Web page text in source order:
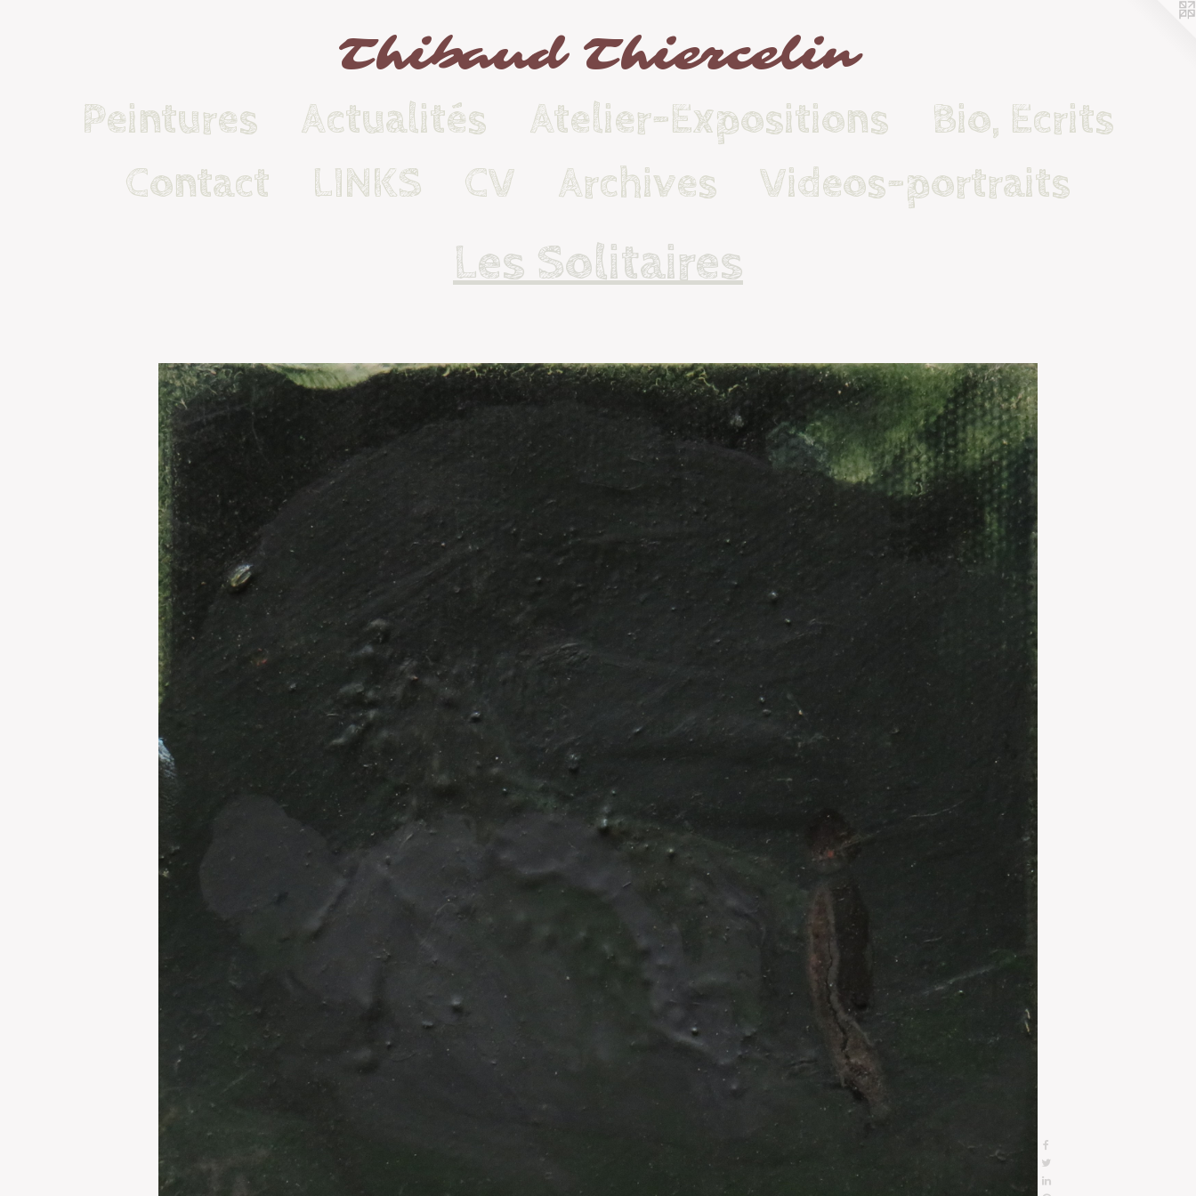
Thibaud Thiercelin
Peintures Actualités Atelier-Expositions
Bio, Ecrits
Contact
LINKS CV Archives Videos-portraits
Les Solitaires